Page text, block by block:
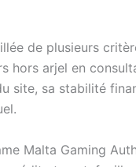
de plusieurs
arjel en
site, sa stabilité
Malta Gaming